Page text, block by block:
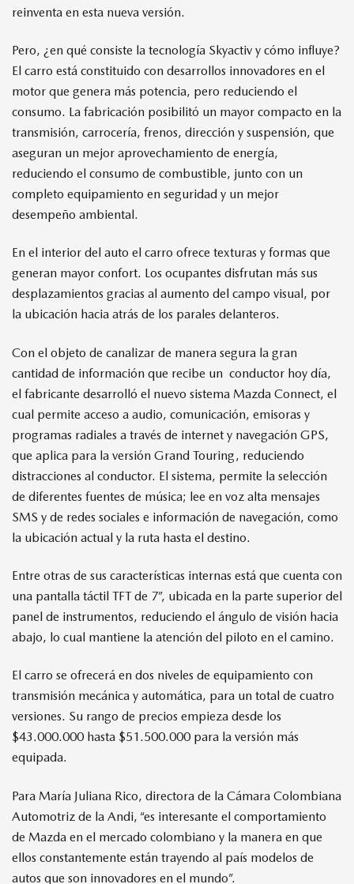
reinventa en esta nueva versión.
Pero, ¿en qué consiste la tecnología Skyactiv y cómo influye?
El carro está constituido con desarrollos innovadores en el
motor que genera más potencia, pero reduciendo el
consumo. La fabricación posibilitó un mayor compacto en la
transmisión, carrocería, frenos, dirección y suspensión, que
aseguran un mejor aprovechamiento de energía,
reduciendo el consumo de combustible, junto con un
completo equipamiento en seguridad y un mejor
desempeño ambiental.
En el interior del auto el carro ofrece texturas y formas que
generan mayor confort. Los ocupantes disfrutan más sus
desplazamientos gracias al aumento del campo visual, por
la ubicación hacia atrás de los parales delanteros.
Con el objeto de canalizar de manera segura la gran
cantidad de información que recibe un conductor hoy día,
el fabricante desarrolló el nuevo sistema Mazda Connect, el
cual permite acceso a audio, comunicación, emisoras y
programas radiales a través de internet y navegación GPS,
que aplica para la versión Grand Touring, reduciendo
distracciones al conductor. El sistema, permite la selección
de diferentes fuentes de música; lee en voz alta mensajes
SMS y de redes sociales e información de navegación, como
la ubicación actual y la ruta hasta el destino.
Entre otras de sus características internas está que cuenta con
una pantalla táctil TFT de 7”, ubicada en la parte superior del
panel de instrumentos, reduciendo el ángulo de visión hacia
abajo, lo cual mantiene la atención del piloto en el camino.
El carro se ofrecerá en dos niveles de equipamiento con
transmisión mecánica y automática, para un total de cuatro
versiones. Su rango de precios empieza desde los
$43.000.000 hasta $51.500.000 para la versión más
equipada.
Para María Juliana Rico, directora de la Cámara Colombiana
Automotriz de la Andi, “es interesante el comportamiento
de Mazda en el mercado colombiano y la manera en que
ellos constantemente están trayendo al país modelos de
autos que son innovadores en el mundo”.